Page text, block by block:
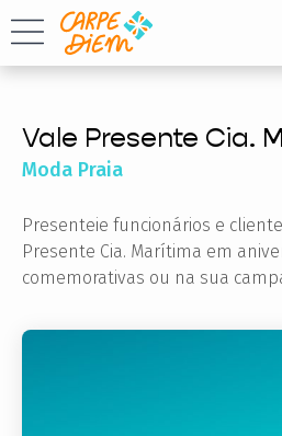
Vale Presente Cia.
Moda Praia
Presenteie funcionários e
Presente Cia. Marítima em
comemorativas ou na sua